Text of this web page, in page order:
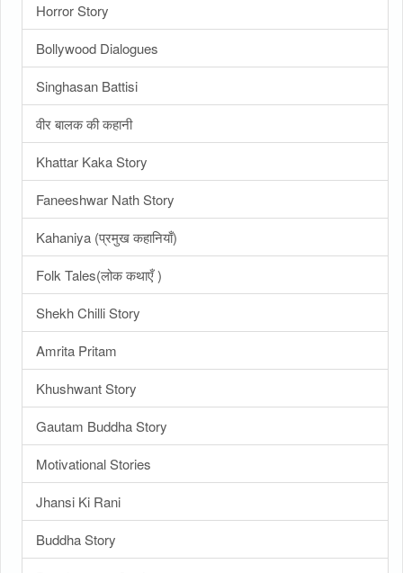
Horror Story
Bollywood Dialogues
Singhasan Battisi
वीर बालक की कहानी
Khattar Kaka Story
Faneeshwar Nath Story
Kahaniya (प्रमुख कहानियाँ)
Folk Tales(लोक कथाएँ )
Shekh Chilli Story
Amrita Pritam
Khushwant Story
Gautam Buddha Story
Motivational Stories
Jhansi Ki Rani
Buddha Story